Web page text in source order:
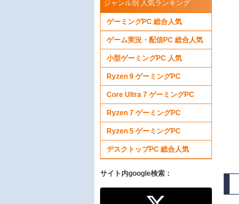
ジャンル別 人気ランキング
ゲーミングPC 総合人気
ゲーム実況・配信PC 総合人気
小型ゲーミングPC 人気
Ryzen 9 ゲーミングPC
Core Ultra 7 ゲーミングPC
Ryzen 7 ゲーミングPC
Ryzen 5 ゲーミングPC
デスクトップPC 総合人気
サイト内google検索：